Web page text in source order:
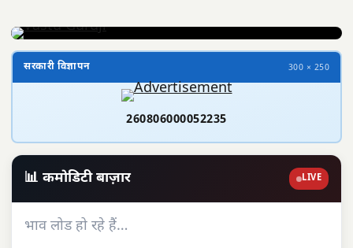
सरकारी विज्ञापन 300 × 250
260806000052235
📊 कमोडिटी बाज़ार LIVE
भाव लोड हो रहे हैं…